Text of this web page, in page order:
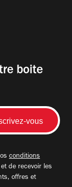
boite
conditions
et de recevoir les
offres et